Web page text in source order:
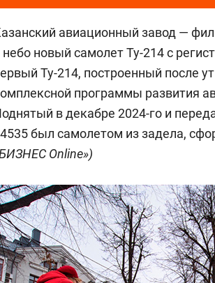
авиационный завод —
небо новый самолет Ту-214 с
Ту-214, построенный после
программы развития
в декабре 2024-го и
был самолетом из задела,
Online»)